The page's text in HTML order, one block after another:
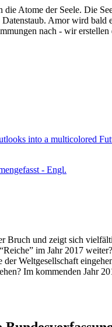
Atome der Seele. Die
Amor wird bald
nach - wir
into a multicolored
- Engl.
Bruch und zeigt sich
im Jahr 2017
Weltgesellschaft
Im kommenden Jahr